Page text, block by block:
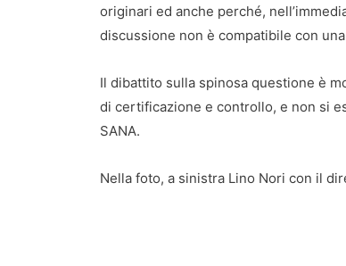
originari ed anche perché,
discussione non è compatibile con
Il dibattito sulla spinosa questione è
di certificazione e controllo, e non si
SANA.
Nella foto, a sinistra Lino Nori con il